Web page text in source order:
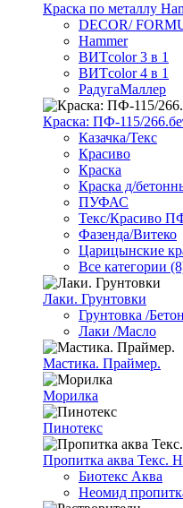
Краска по металлу
DECOR/
Hammer
ВИТcolor 3 в 1
ВИТcolor 4 в 1
РадугаМаллер
Краска: ПФ-115/
Казачка/Текс
Красиво
Краска
Краска д/
ПУФАС
Текс/Красиво
Фазенда/Витеко
Царицынские
Все категории
Лаки. Грунтовки
Грунтовка /
Лаки /Масло
Мастика. Праймер.
Морилка
Пинотекс
Пропитка аква Текс.
Биотекс Аква
Неомид